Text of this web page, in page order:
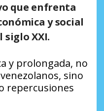
que enfrenta
y social
siglo XXI.
y prolongada, no
sino
repercusiones